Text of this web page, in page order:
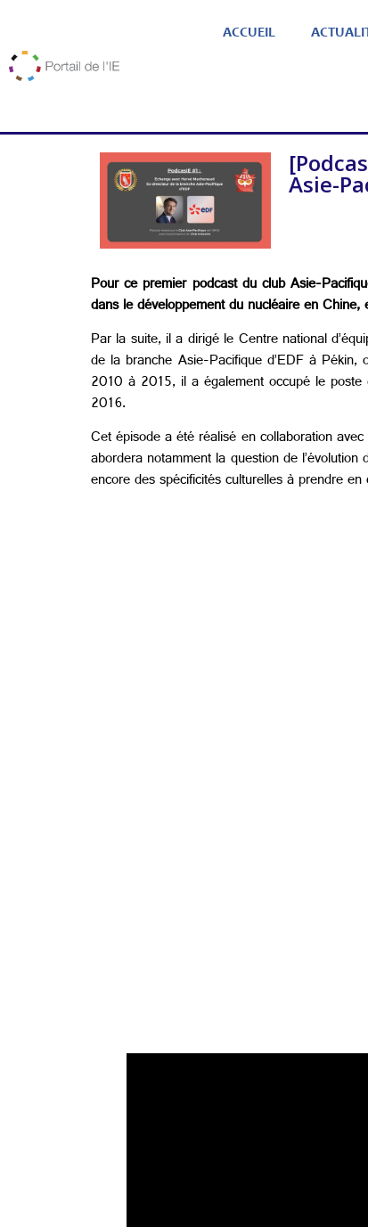
ACCUEIL
Asie-
Pour ce premier podcast du club Asie-
dans le développement du nucléaire en
Par la suite, il a dirigé le Centre national
de la branche Asie-Pacifique d’EDF à
2010 à 2015, il a également occupé le poste
2016.
Cet épisode a été réalisé en collaboration
abordera notamment la question de
encore des spécificités culturelles à prendre